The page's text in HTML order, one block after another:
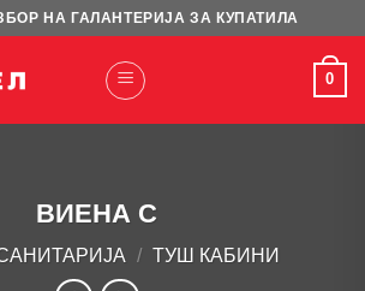
НА ГАЛАНТЕРИЈА ЗА КУПАТИЛА
0
ВИЕНА С
/ ТУШ КАБИНИ